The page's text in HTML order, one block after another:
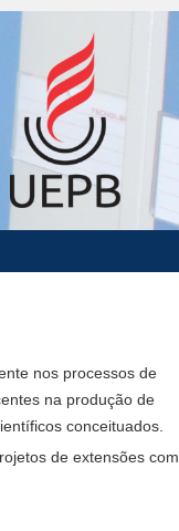
nos processos de
na produção de
conceituados.
de extensões com